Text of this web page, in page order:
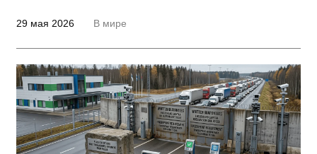
29 мая 2026 В мире